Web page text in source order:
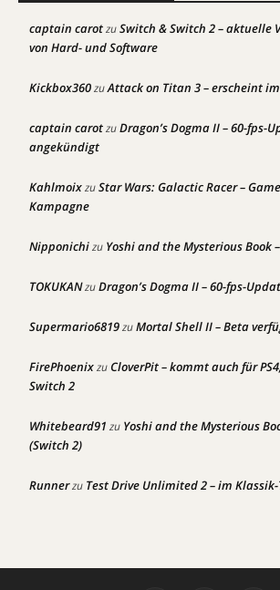
captain carotzuSwitch & Switch 2 – aktuelle
von Hard- und Software
Kickbox360zuAttack on Titan 3 – erscheint
captain carotzuDragon’s Dogma II – 60-fps-
angekündigt
KahlmoixzuStar Wars: Galactic Racer –
Kampagne
Nipponichizu Yoshi and the Mysterious Book
TOKUKANzuDragon’s Dogma II – 60-fps-
Supermario6819zuMortal Shell II – Beta
FirePhoenixzuCloverPit – kommt auch für
Switch 2
Whitebeard91 zu Yoshi and the Mysterious
(Switch 2)
Runnerzu Test Drive Unlimited 2 – im Klassik-